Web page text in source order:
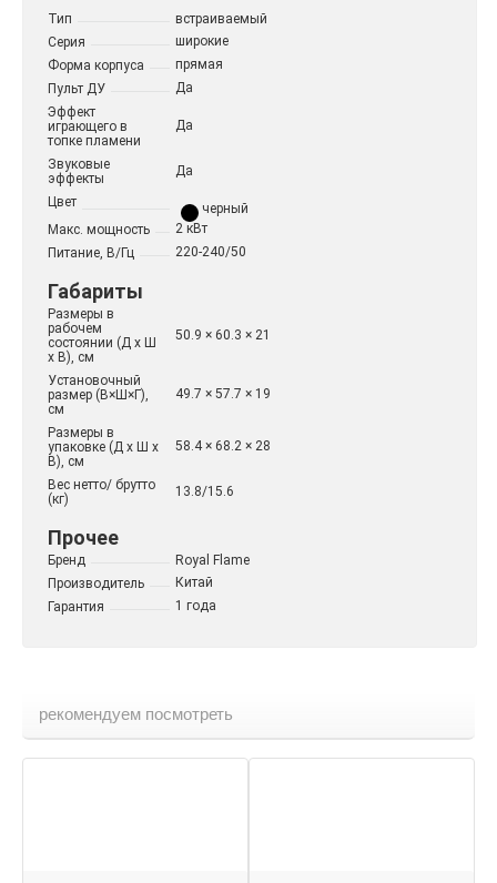
Тип
встраиваемый
Серия
широкие
Форма корпуса
прямая
Пульт ДУ
Да
Эффект
играющего в
топке пламени
Да
Звуковые
эффекты
Да
Цвет
черный
Макс. мощность
2 кВт
Питание, В/Гц
220-240/50
Габариты
Размеры в
рабочем
состоянии (Д х Ш
х В), см
50.9 × 60.3 × 21
Установочный
размер (В×Ш×Г),
см
49.7 × 57.7 × 19
Размеры в
упаковке (Д х Ш х
В), см
58.4 × 68.2 × 28
Вес нетто/ брутто
(кг)
13.8/15.6
Прочее
Бренд
Royal Flame
Производитель
Китай
Гарантия
1 года
рекомендуем посмотреть